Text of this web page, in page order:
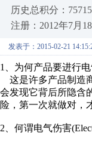
历史总积分：75715
注册：2012年7月18
发表于：2015-02-21
1、为何产品要进行
这是许多产品制造
会发现它背后所隐含
险，第一次就做对，
2、何谓电气伤害